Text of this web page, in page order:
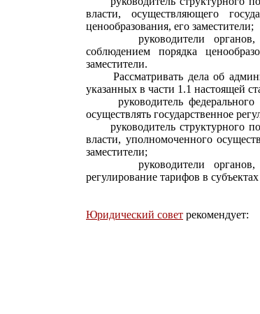
власти, осуществляющего
ценообразования, его заместители;
руководители органов,
соблюдением порядка
заместители.
Рассматривать дела об
указанных в части 1.1 настоящей
руководитель федерального
осуществлять государственное
руководитель структурного
власти, уполномоченного
заместители;
руководители органов,
регулирование тарифов в
Юридический совет рекомендует: